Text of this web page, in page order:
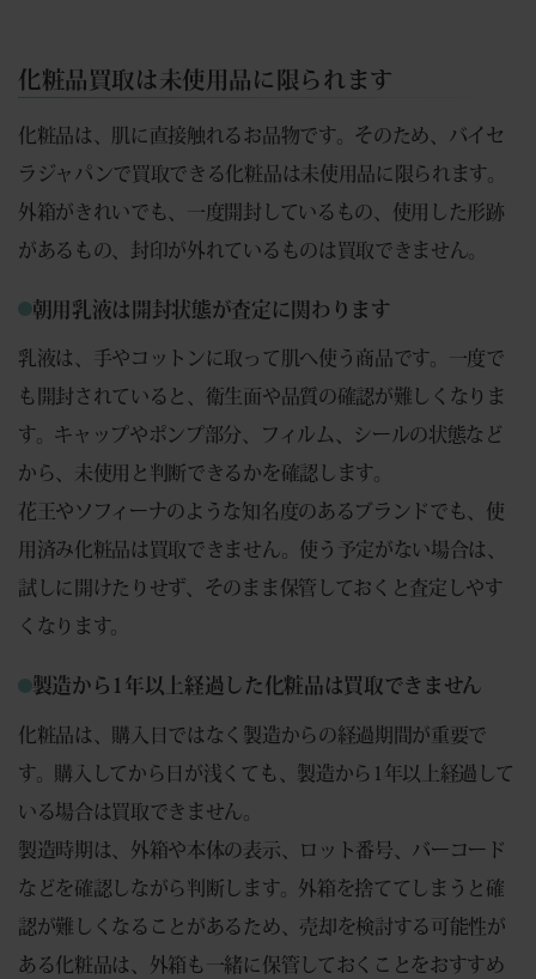
化粧品買取は未使用品に限られます
化粧品は、肌に直接触れるお品物です。そのため、バイセ
ラジャパンで買取できる化粧品は未使用品に限られます。
外箱がきれいでも、一度開封しているもの、使用した形跡
があるもの、封印が外れているものは買取できません。
朝用乳液は開封状態が査定に関わります
乳液は、手やコットンに取って肌へ使う商品です。一度で
も開封されていると、衛生面や品質の確認が難しくなりま
す。キャップやポンプ部分、フィルム、シールの状態など
から、未使用と判断できるかを確認します。
花王やソフィーナのような知名度のあるブランドでも、使
用済み化粧品は買取できません。使う予定がない場合は、
試しに開けたりせず、そのまま保管しておくと査定しやす
くなります。
製造から1年以上経過した化粧品は買取できません
化粧品は、購入日ではなく製造からの経過期間が重要で
す。購入してから日が浅くても、製造から1年以上経過して
いる場合は買取できません。
製造時期は、外箱や本体の表示、ロット番号、バーコード
などを確認しながら判断します。外箱を捨ててしまうと確
認が難しくなることがあるため、売却を検討する可能性が
ある化粧品は、外箱も一緒に保管しておくことをおすすめ